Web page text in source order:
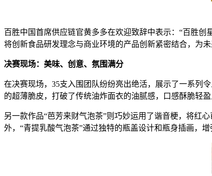
百胜中国首席供应链官黄多多在欢迎致辞中表示：“百胜
将创新食品研发理念与商业环境的产品创新紧密结合，为
决赛现场：美味、创意、氛围满分
在决赛现场，35支入围团队纷纷亮出绝活，展示了一系列
的超薄脆皮，打破了传统油炸面衣的油腻感，口感酥脆轻
另一款作品“芭芳来财气泡茶”则巧妙运用了谐音梗，将红
外，“青提乳酸气泡茶”通过独特的瓶盖设计和瓶身插画，